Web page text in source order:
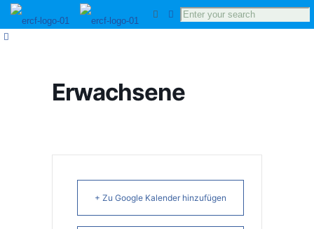
Erwachsene
+ Zu Google Kalender hinzufügen